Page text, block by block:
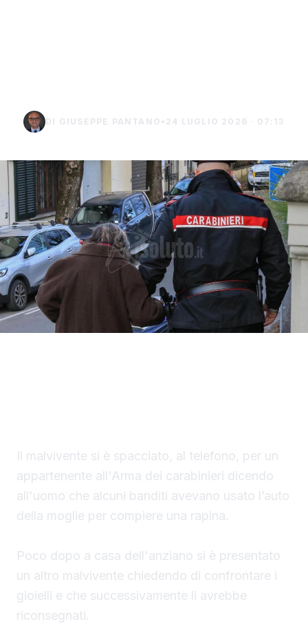
DI GIUSEPPE PANTANO • 24 LUGLIO 2026 · 07:13
Il malvivente si è spacciato, al telefono, per un
appartenente all'Arma dei carabinieri dicendo
all'uomo che alcuni banditi avevano usato l’auto
della moglie per compiere una rapina.
Poco dopo a casa dell'anziano si è presentato
un altro malvivente chiedendo di confrontare i
gioielli e che successivamente li avrebbe
riconsegnati.